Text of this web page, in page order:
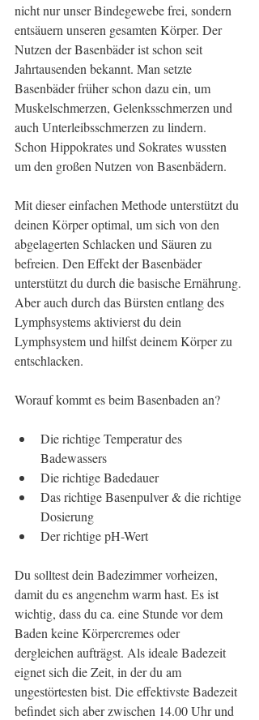
nicht nur unser Bindegewebe frei, sondern
entsäuern unseren gesamten Körper. Der
Nutzen der Basenbäder ist schon seit
Jahrtausenden bekannt. Man setzte
Basenbäder früher schon dazu ein, um
Muskelschmerzen, Gelenksschmerzen und
auch Unterleibsschmerzen zu lindern.
Schon Hippokrates und Sokrates wussten
um den großen Nutzen von Basenbädern.
Mit dieser einfachen Methode unterstützt du
deinen Körper optimal, um sich von den
abgelagerten Schlacken und Säuren zu
befreien. Den Effekt der Basenbäder
unterstützt du durch die basische Ernährung.
Aber auch durch das Bürsten entlang des
Lymphsystems aktivierst du dein
Lymphsystem und hilfst deinem Körper zu
entschlacken.
Worauf kommt es beim Basenbaden an?
Die richtige Temperatur des
Badewassers
Die richtige Badedauer
Das richtige Basenpulver & die richtige
Dosierung
Der richtige pH-Wert
Du solltest dein Badezimmer vorheizen,
damit du es angenehm warm hast. Es ist
wichtig, dass du ca. eine Stunde vor dem
Baden keine Körpercremes oder
dergleichen aufträgst. Als ideale Badezeit
eignet sich die Zeit, in der du am
ungestörtesten bist. Die effektivste Badezeit
befindet sich aber zwischen 14.00 Uhr und